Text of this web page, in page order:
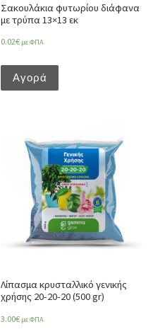
Σακουλάκια φυτωρίου διάφανα
με τρύπα 13×13 εκ
0.02€ με ΦΠΑ
Αγορά
Λίπασμα κρυσταλλικό γενικής
χρήσης 20-20-20 (500 gr)
3.00€ με ΦΠΑ